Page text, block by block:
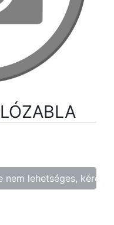
nem lehetséges,